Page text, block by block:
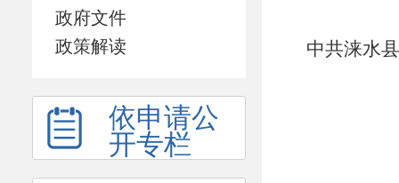
政府文件
政策解读
依申请公
开专栏
中共涞水